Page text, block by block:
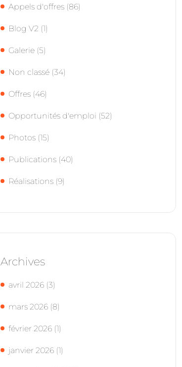
Appels d'offres (86)
Blog V2 (1)
Galerie (5)
Non classé (34)
Offres (46)
Opportunités d'emploi (52)
Photos (15)
Publications (40)
Réalisations (9)
Archives
avril 2026 (3)
mars 2026 (8)
février 2026 (1)
janvier 2026 (1)